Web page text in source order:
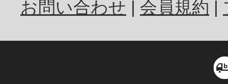
お問い合わせ
会員規約